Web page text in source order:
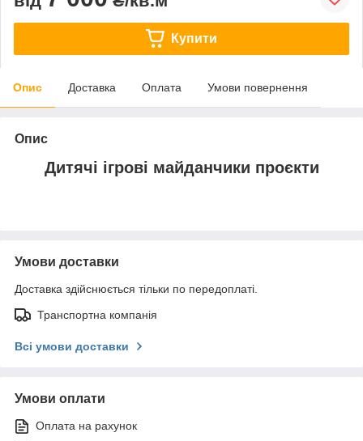
Купити
Опис Доставка Оплата Умови повернення
Опис
Дитячі ігрові майданчики проєкти
Умови доставки
Доставка здійснюється тільки по передоплаті.
Транспортна компанія
Всі умови доставки
Умови оплати
Оплата на рахунок